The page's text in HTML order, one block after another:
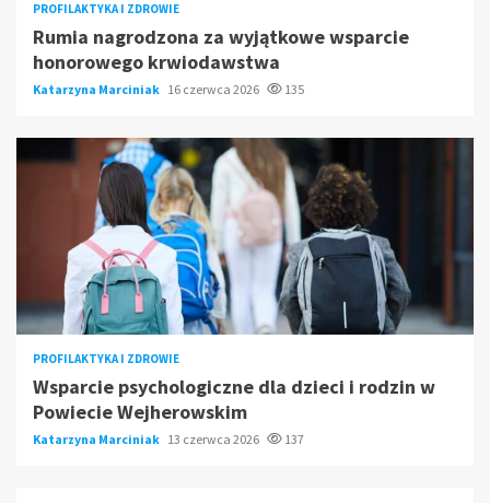
PROFILAKTYKA I ZDROWIE
Rumia nagrodzona za wyjątkowe wsparcie
honorowego krwiodawstwa
Katarzyna Marciniak 16 czerwca 2026 135
PROFILAKTYKA I ZDROWIE
Wsparcie psychologiczne dla dzieci i rodzin w
Powiecie Wejherowskim
Katarzyna Marciniak 13 czerwca 2026 137